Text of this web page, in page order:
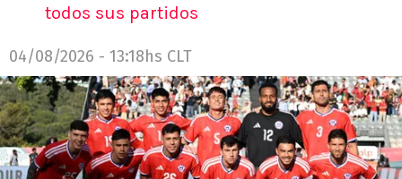
todos sus partidos
04/08/2026 - 13:18hs CLT